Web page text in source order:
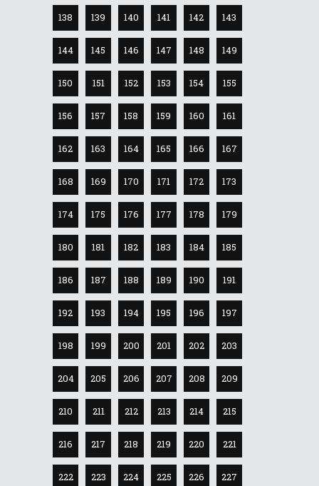
138 139 140 141 142 143
144 145 146 147 148 149
150 151 152 153 154 155
156 157 158 159 160 161
162 163 164 165 166 167
168 169 170 171 172 173
174 175 176 177 178 179
180 181 182 183 184 185
186 187 188 189 190 191
192 193 194 195 196 197
198 199 200 201 202 203
204 205 206 207 208 209
210 211 212 213 214 215
216 217 218 219 220 221
222 223 224 225 226 227